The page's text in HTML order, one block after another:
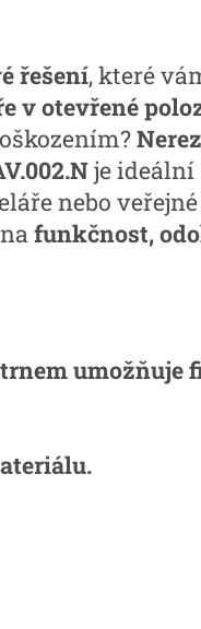
řešení, které
v otevřené
je ideální
nebo veřejné
funkčnost,
umožňuje